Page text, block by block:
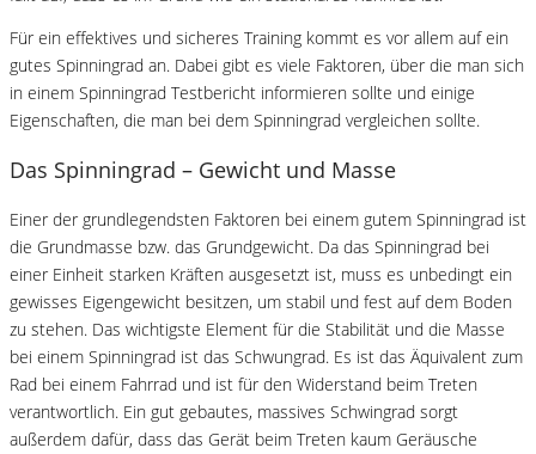
Für ein effektives und sicheres Training kommt es vor allem auf ein
gutes Spinningrad an. Dabei gibt es viele Faktoren, über die man sich
in einem Spinningrad Testbericht informieren sollte und einige
Eigenschaften, die man bei dem Spinningrad vergleichen sollte.
Das Spinningrad – Gewicht und Masse
Einer der grundlegendsten Faktoren bei einem gutem Spinningrad ist
die Grundmasse bzw. das Grundgewicht. Da das Spinningrad bei
einer Einheit starken Kräften ausgesetzt ist, muss es unbedingt ein
gewisses Eigengewicht besitzen, um stabil und fest auf dem Boden
zu stehen. Das wichtigste Element für die Stabilität und die Masse
bei einem Spinningrad ist das Schwungrad. Es ist das Äquivalent zum
Rad bei einem Fahrrad und ist für den Widerstand beim Treten
verantwortlich. Ein gut gebautes, massives Schwingrad sorgt
außerdem dafür, dass das Gerät beim Treten kaum Geräusche